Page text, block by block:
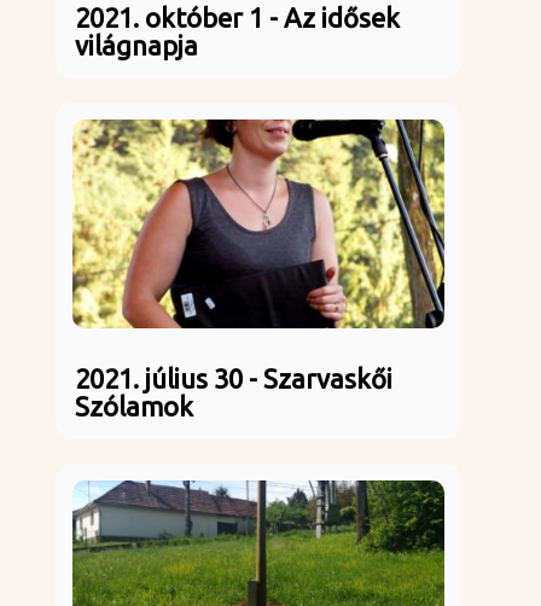
2021. október 1 - Az idősek
világnapja
2021. július 30 - Szarvaskői
Szólamok